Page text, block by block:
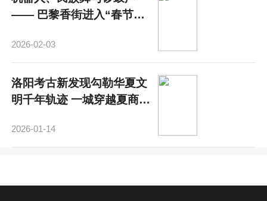
—— 巴黎香街进入“春节时
2026-02-03
洛阳考古新发现勾勒华夏文
明千年轨迹 一城穿越夏商汉
2026-01-14